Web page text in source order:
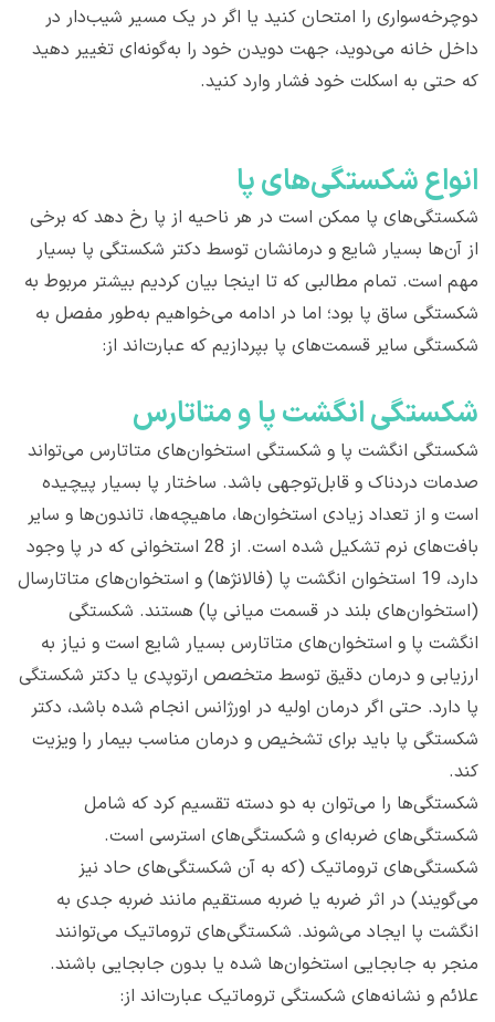
دوچرخه‌سواری را امتحان کنید یا اگر در یک مسیر شیب‌دار در
داخل خانه می‌دوید، جهت دویدن خود را به‌گونه‌ای تغییر دهید
که حتی به اسکلت خود فشار وارد کنید.
انواع شکستگی‌های پا
شکستگی‌های پا ممکن است در هر ناحیه از پا رخ دهد که برخی
از آن‌ها بسیار شایع و درمانشان توسط دکتر شکستگی پا بسیار
مهم است. تمام مطالبی که تا اینجا بیان کردیم بیشتر مربوط به
شکستگی ساق پا بود؛ اما در ادامه می‌خواهیم به‌طور مفصل به
شکستگی سایر قسمت‌های پا بپردازیم که عبارت‌اند از:
شکستگی انگشت پا و متاتارس
شکستگی انگشت پا و شکستگی استخوان‌های متاتارس می‌تواند
صدمات دردناک و قابل‌توجهی باشد. ساختار پا بسیار پیچیده
است و از تعداد زیادی استخوان‌ها، ماهیچه‌ها، تاندون‌ها و سایر
بافت‌های نرم تشکیل شده است. از 28 استخوانی که در پا وجود
دارد، 19 استخوان انگشت پا (فالانژها) و استخوان‌های متاتارسال
(استخوان‌های بلند در قسمت میانی پا) هستند. شکستگی
انگشت پا و استخوان‌های متاتارس بسیار شایع است و نیاز به
ارزیابی و درمان دقیق توسط متخصص ارتوپدی یا دکتر شکستگی
پا دارد. حتی اگر درمان اولیه در اورژانس انجام شده باشد، دکتر
شکستگی پا باید برای تشخیص و درمان مناسب بیمار را ویزیت
کند.
شکستگی‌ها را می‌توان به دو دسته تقسیم کرد که شامل
شکستگی‌های ضربه‌ای و شکستگی‌های استرسی است.
شکستگی‌های تروماتیک (که به آن شکستگی‌های حاد نیز
می‌گویند) در اثر ضربه یا ضربه مستقیم مانند ضربه جدی به
انگشت پا ایجاد می‌شوند. شکستگی‌های تروماتیک می‌توانند
منجر به جابجایی استخوان‌ها شده یا بدون جابجایی باشند.
علائم و نشانه‌های شکستگی تروماتیک عبارت‌اند از: